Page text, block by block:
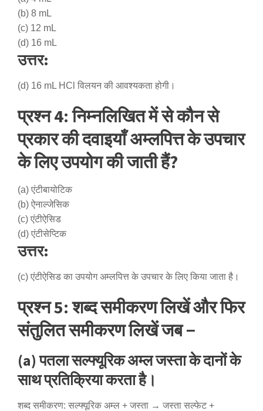
(b) 8 mL
(c) 12 mL
(d) 16 mL
उत्तर:
(d) 16 mL HCl विलयन की आवश्यकता होगी।
प्रश्न 4: निम्नलिखित में से कौन से
प्रकार की दवाइयाँ अम्लपित्त के उपचार
के लिए उपयोग की जाती हैं?
(a) एंटीबायोटिक
(b) ऐनाल्जेसिक
(c) एंटीऐसिड
(d) एंटीसेप्टिक
उत्तर:
(c) एंटीऐसिड का उपयोग अम्लपित्त के उपचार के लिए किया जाता है।
प्रश्न 5: शब्द समीकरण लिखें और फिर
संतुलित समीकरण लिखें जब −
(a) पतला सल्फ्यूरिक अम्ल जस्ता के दानों के
साथ प्रतिक्रिया करता है।
शब्द समीकरण: सल्फ्यूरिक अम्ल + जस्ता → जस्ता सल्फेट +